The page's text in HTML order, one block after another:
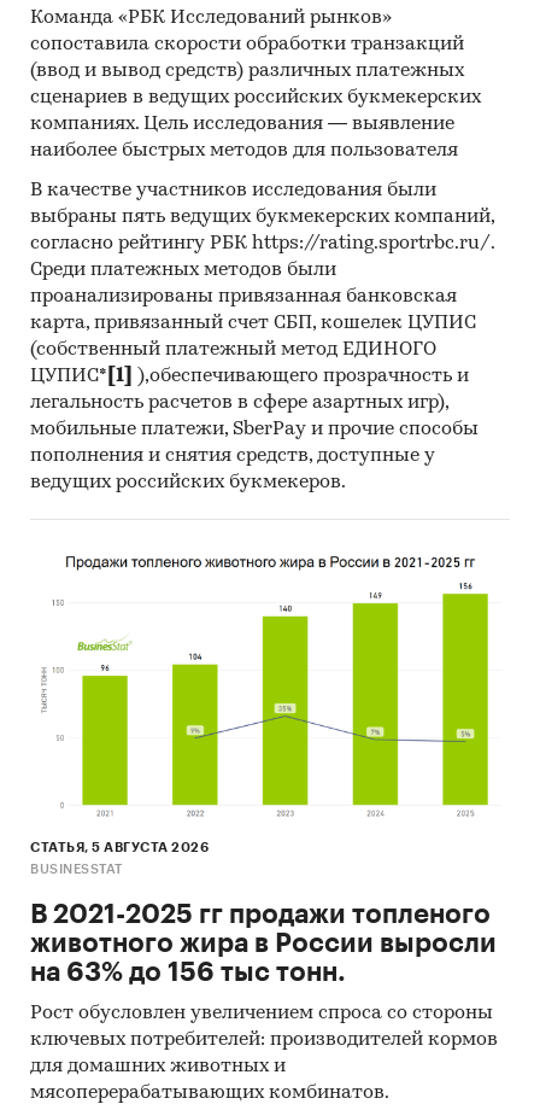
пакетов программ, к которым имеет доступ
наше агентство.
Контент-анализ выполняется в рамках
проведения Desk Research (кабинетное
исследование). В общем виде целью
кабинетного исследования является
проанализировать ситуацию на рынке капсул
пустых из пластика для кофе и получить
(рассчитать) показатели, характеризующие его
состояние в настоящее время и в будущем.
Метод анализа данных
Базы данных Федеральной Таможенной
службы РФ, ФСГС РФ (Росстат).
Материалы DataMonitor, EuroMonitor,
Eurostat.
специализированные издания,
аналитические обзоры.
Ресурсы сети Интернет в России и мире.
Экспертные опросы.
Материалы участников отечественного и
мирового рынков.
консалтинговых агентств.
Материалы отраслевых учреждений и базы
Результаты ценовых мониторингов.
Материалы и базы данных статистики ООН
Commodity Trade Statistics, Industrial
Commodity Statistics, Food and Agriculture
Organization и др.).
Команда «РБК Исследований рынков»
сопоставила скорости обработки транзакций
(ввод и вывод средств) различных платежных
сценариев в ведущих российских букмекерских
компаниях. Цель исследования — выявление
наиболее быстрых методов для пользователя
В качестве участников исследования были
выбраны пять ведущих букмекерских компаний,
согласно рейтингу РБК https://rating.sportrbc.ru/.
Среди платежных методов были
проанализированы привязанная банковская
карта, привязанный счет СБП, кошелек ЦУПИС
(собственный платежный метод ЕДИНОГО
ЦУПИС* [1]
),обеспечивающего прозрачность и
легальность расчетов в сфере азартных игр),
мобильные платежи, SberPay и прочие способы
пополнения и снятия средств, доступные у
ведущих российских букмекеров.
СТАТЬЯ, 5 АВГУСТА 2026
BUSINESSTAT
В 2021-2025 гг продажи топленого
животного жира в России выросли
на 63% до 156 тыс тонн.
Рост обусловлен увеличением спроса со стороны
ключевых потребителей: производителей кормов
для домашних животных и
мясоперерабатывающих комбинатов.